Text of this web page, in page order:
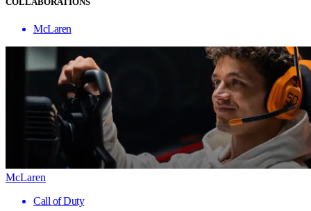
McLaren
McLaren
Call of Duty